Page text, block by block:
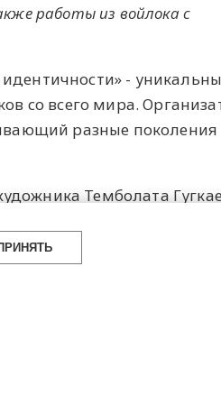
работы из войлока с
идентичности» -
со всего мира.
разные поколения
Темболата
по мотивам мемориала,
граффити художника
расписав